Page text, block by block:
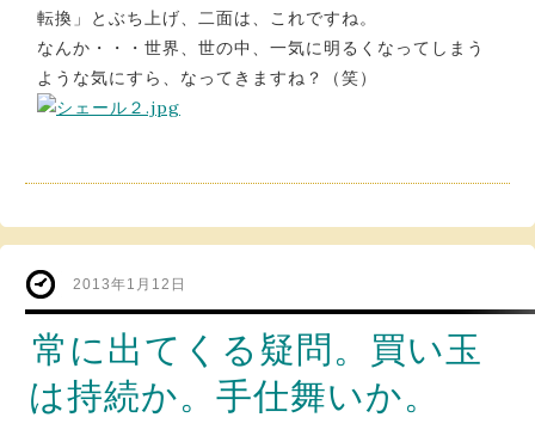
転換」とぶち上げ、二面は、これですね。
なんか・・・世界、世の中、一気に明るくなってしまう
ような気にすら、なってきますね？（笑）
2013年1月12日
常に出てくる疑問。買い玉
は持続か。手仕舞いか。